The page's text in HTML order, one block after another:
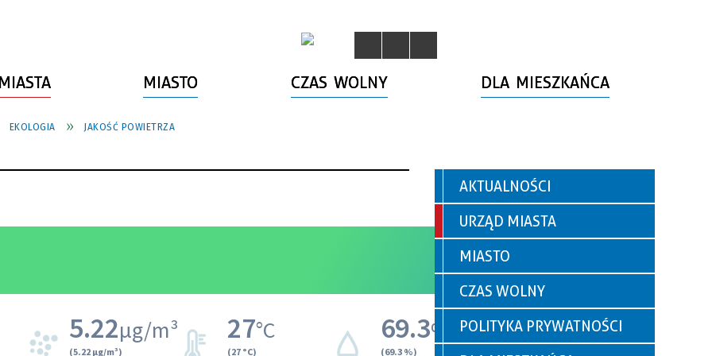
MIASTO CZAS WOLNY DLA MIESZKAŃCA
EKOLOGIA JAKOŚĆ POWIETRZA
AKTUALNOŚCI
URZĄD MIASTA
MIASTO
CZAS WOLNY
POLITYKA PRYWATNOŚCI